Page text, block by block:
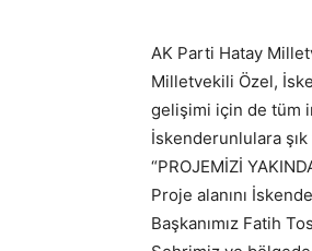
AK Parti Hatay
Milletvekili Özel,
gelişimi için de tüm
İskenderunlulara
“PROJEMİZİ
Proje alanını
Başkanımız Fatih